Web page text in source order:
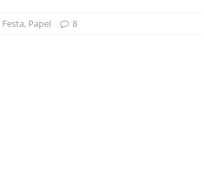
Festa, Papel 8